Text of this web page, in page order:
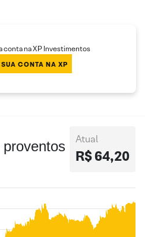
conta na XP Investimentos
CONTA NA XP
Atual
R$ 64,20